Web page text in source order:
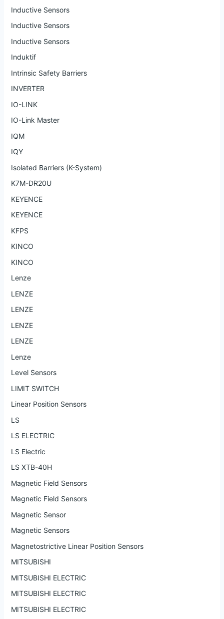
Inductive Sensors
Inductive Sensors
Inductive Sensors
Induktif
Intrinsic Safety Barriers
INVERTER
IO-LINK
IO-Link Master
IQM
IQY
Isolated Barriers (K-System)
K7M-DR20U
KEYENCE
KEYENCE
KFPS
KINCO
KINCO
Lenze
LENZE
LENZE
LENZE
LENZE
Lenze
Level Sensors
LIMIT SWITCH
Linear Position Sensors
LS
LS ELECTRIC
LS Electric
LS XTB-40H
Magnetic Field Sensors
Magnetic Field Sensors
Magnetic Sensor
Magnetic Sensors
Magnetostrictive Linear Position Sensors
MITSUBISHI
MITSUBISHI ELECTRIC
MITSUBISHI ELECTRIC
MITSUBISHI ELECTRIC